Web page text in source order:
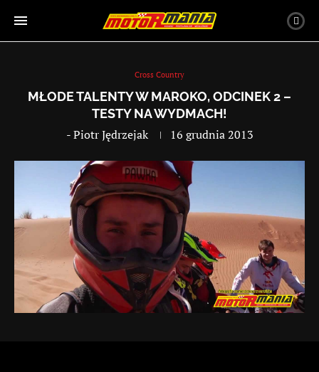
Cross Country
MŁODE TALENTY W MAROKO, ODCINEK 2 –
TESTY NA WYDMACH!
-Piotr Jędrzejak 16 grudnia 2013